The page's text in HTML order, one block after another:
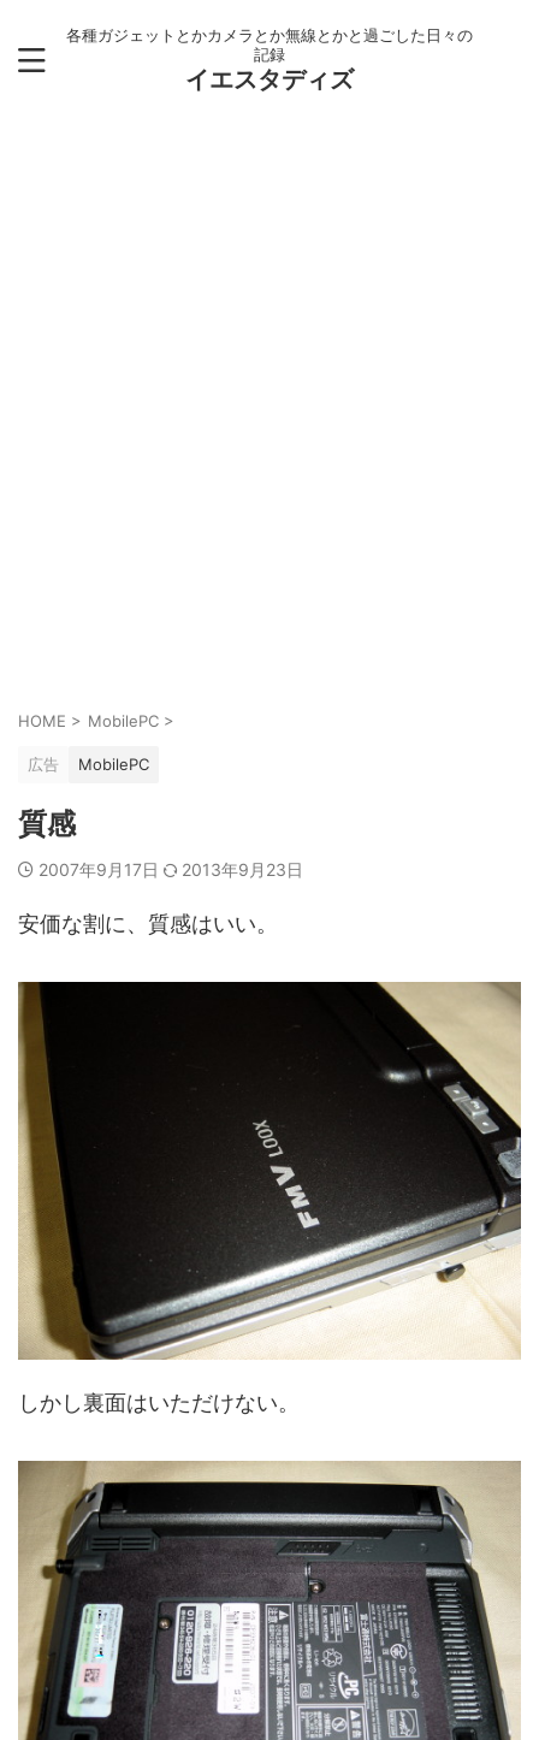
各種ガジェットとかカメラとか無線とかと過ごした日々の
記録
イエスタディズ
HOME > MobilePC >
広告 MobilePC
質感
2007年9月17日 2013年9月23日
安価な割に、質感はいい。
しかし裏面はいただけない。